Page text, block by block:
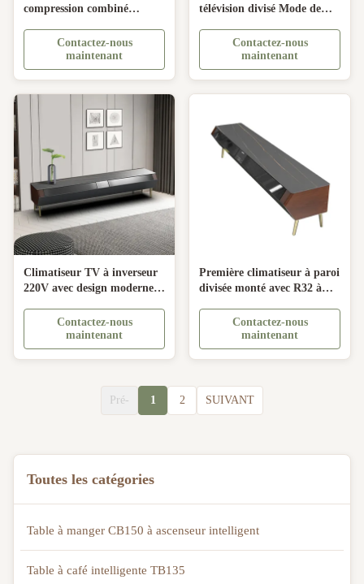
compression combiné
centre de salle moderne et
appareil électroménager
Contactez-nous
maintenant
télévision divisé Mode de
multifonctionnel supérieur
Contactez-nous
maintenant
Climatiseur TV à inverseur
220V avec design moderne
Contactez-nous
maintenant
Première climatiseur à paroi
divisée monté avec R32 à
de puissanceContactez-nous
maintenant
Pré- 1 2 SUIVANT
Toutes les catégories
Table à manger CB150 à ascenseur intelligent
Table à café intelligente TB135